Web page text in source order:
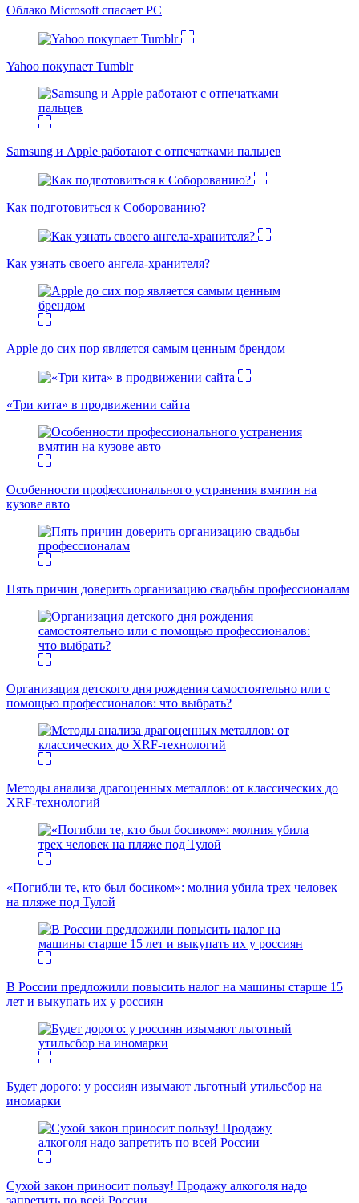
Облако Microsoft спасает PC
Yahoo покупает Tumblr
Samsung и Apple работают с отпечатками пальцев
Как подготовиться к Соборованию?
Как узнать своего ангела-хранителя?
Apple до сих пор является самым ценным брендом
«Три кита» в продвижении сайта
Особенности профессионального устранения вмятин на
кузове авто
Пять причин доверить организацию свадьбы профессионалам
Организация детского дня рождения самостоятельно или с
помощью профессионалов: что выбрать?
Методы анализа драгоценных металлов: от классических до
XRF-технологий
«Погибли те, кто был босиком»: молния убила трех человек
на пляже под Тулой
В России предложили повысить налог на машины старше 15
лет и выкупать их у россиян
Будет дорого: у россиян изымают льготный утильсбор на
иномарки
Сухой закон приносит пользу! Продажу алкоголя надо
запретить по всей России